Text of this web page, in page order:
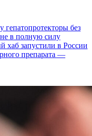
без
в полную силу
хаб запустили в России
препарата —